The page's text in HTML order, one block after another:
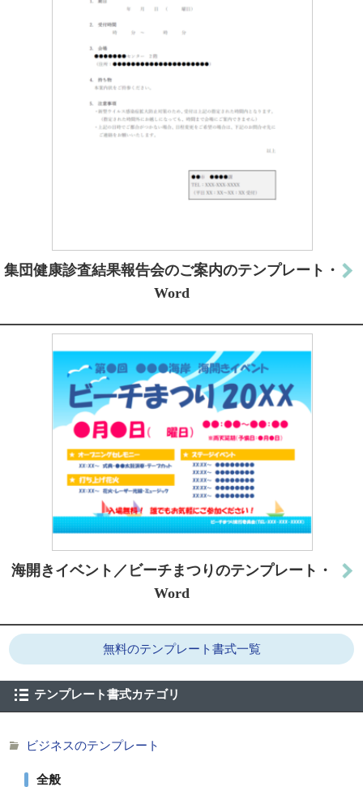
集団健康診査結果報告会のご案内のテンプレート・
Word
海開きイベント／ビーチまつりのテンプレート・
Word
無料のテンプレート書式一覧
テンプレート書式カテゴリ
ビジネスのテンプレート
全般